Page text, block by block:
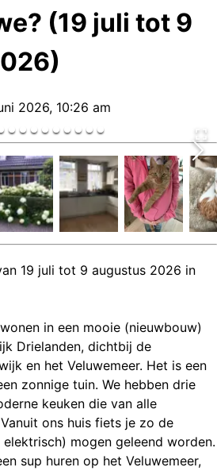
(19 juli tot 9
2026, 10:26 am
19 juli tot 9 augustus 2026 in
in een mooie (nieuwbouw)
Drielanden, dichtbij de
en het Veluwemeer. Het is een
zonnige tuin. We hebben drie
keuken die van alle
ons huis fiets je zo de
mogen geleend worden.
sup huren op het Veluwemeer,